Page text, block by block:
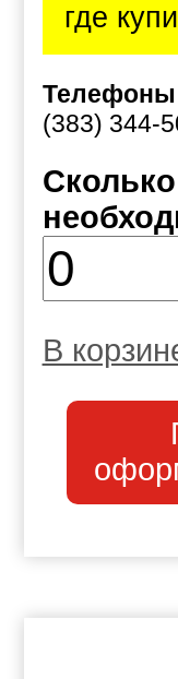
где
Телефоны
(383) 344-
В